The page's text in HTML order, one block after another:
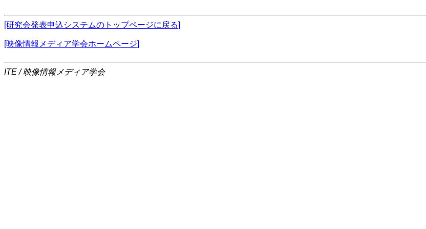
[研究会発表申込システムのトップページに戻る]
[映像情報メディア学会ホームページ]
ITE / 映像情報メディア学会